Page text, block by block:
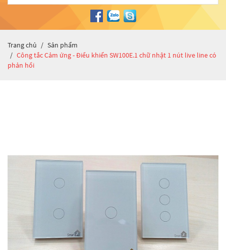
Trang chủ
Sản phẩm
Công tắc Cảm ứng - Điều khiển SW100E.1 chữ nhật 1 nút live line có
phản hồi